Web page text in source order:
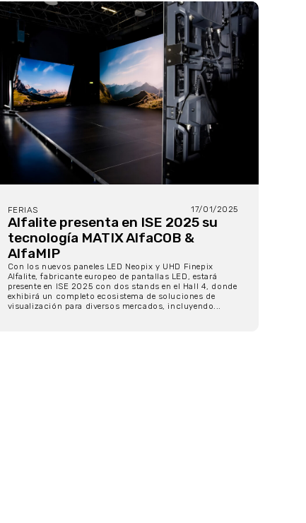
FERIAS 17/01/2025
Alfalite presenta en ISE 2025 su
tecnología MATIX AlfaCOB &
AlfaMIP
Con los nuevos paneles LED Neopix y UHD Finepix
Alfalite, fabricante europeo de pantallas LED, estará
presente en ISE 2025 con dos stands en el Hall 4, donde
exhibirá un completo ecosistema de soluciones de
visualización para diversos mercados, incluyendo...